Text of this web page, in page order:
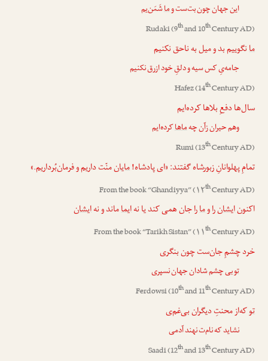
این جهان چون بت‌ست وماشَمَن‌یم
Rudaki(9thand 10thCentury AD)
مانگوییم بد و میل به ناحق نکنیم
جامه‌یِ کس سیه و دلقِ خود ازرق نکنیم
Hafez(14thCentury AD)
سال‌ها دفعِ بلاها کرده‌ایم
وهم حیران زآن چهماهاکرده‌ایم
Rumi(13thCentury AD)
تمامِ پهلوانانِ زبورشاه گفتند: «ای پادشاه!مایانمنّت داریم و فرمان‌بُرداریم.»
From the book “Ghandiyya” (۱۲thCentury AD)
اکنونایشانرا ومارا جان همی کند یا نهایماماند و نهایشان
From the book “Tarikh Sistan” (۱۱thCentury AD)
خرد چشمِ جان‌ست چون بنگری
توبی چشم شادان جهان نسپری
Ferdowsi(10thand 11thCentury AD)
توکه‌از محنتِ دیگران بی‌غم‌ی
نشاید که نام‌ت نهند آدمی
Saadi(12thand 13thCentury AD)